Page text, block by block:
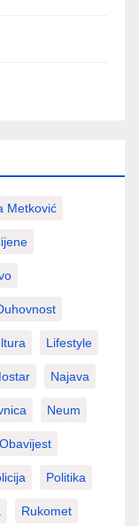
Metković
Lifestyle
Najava
Neum
Obavijest
Politika
Rukomet